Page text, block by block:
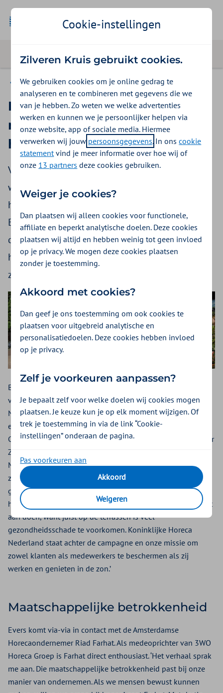
Nieuws
Horecaondernemers strijden
met Zilveren Kruis tegen
huidkanker
Verbranden op een terrasje: het is bijna iedereen
weleens overkomen. Dat moet stoppen, vinden
horecaondernemer Riad Farhat en Jan-Willem
Evers van zorgverzekeraar Zilveren Kruis. ‘Per
dag komen er tweehonderd patiënten met
huidkanker bij,’ zegt Evers. ‘Daarom zetten we
zonnebrandcrème op de kaart.’
Bij zonnebrandcrème denken de meeste mensen aan
vakantie, zee en strand. Toch verbrandt ruim 28% van de
Nederlanders niet op een handdoek in het zand, maar op
een zonnig, zomers terras of in de tuin. Reden voor
Commercieel directeur Jan-Willem Evers van zorgverzekeraar
Zilveren Kruis om de handen ineen te slaan met de horeca.
Met de actie “Zonnebrandcrème op de kaart” wil Evers
zoveel mogelijk horecaondernemers bewustmaken van de
gezondheidsrisico’s. ‘Per jaar komen er 77.000 gevallen van
huidkanker bij. Daar willen we – samen met de horeca – wat
aan doen, want juist op de terrassen is veel
gezondheidsschade te voorkomen. Koninklijke Horeca
Nederland staat achter de campagne en onze missie om
zowel klanten als medewerkers te beschermen als zij
werken en genieten in de zon.’
Maatschappelijke betrokkenheid
Evers komt via-via in contact met de Amsterdamse
Horecaondernemer Riad Farhat. Als medeoprichter van 3WO
Horeca Groep is Farhat direct enthousiast. ‘Het verhaal sprak
me aan. Die maatschappelijke betrokkenheid past bij onze
manier van ondernemen. Als we mensen bewust kunnen
Cookie-instellingen
Zilveren Kruis gebruikt cookies.
We gebruiken cookies om je online gedrag te
analyseren en te combineren met gegevens die we
van je hebben. Zo weten we welke advertenties
werken en kunnen we je persoonlijker helpen via
onze website, app of sociale media. Hiermee
verwerken wij jouw persoonsgegevens. In onscookie
statementvind je meer informatie over hoe wij of
onze 13 partners deze cookies gebruiken.
Weiger je cookies?
Dan plaatsen wij alleen cookies voor functionele,
affiliate en beperkt analytische doelen. Deze cookies
plaatsen wij altijd en hebben weinig tot geen invloed
op je privacy. We mogen deze cookies plaatsen
zonder je toestemming.
Akkoord met cookies?
Dan geef je ons toestemming om ook cookies te
plaatsen voor uitgebreid analytische en
personalisatiedoelen. Deze cookies hebben invloed
op je privacy.
Zelf je voorkeuren aanpassen?
Je bepaalt zelf voor welke doelen wij cookies mogen
plaatsen. Je keuze kun je op elk moment wijzigen. Of
trek je toestemming in via de link “Cookie-
instellingen” onderaan de pagina.
Pas voorkeuren aan
Akkoord
Weigeren